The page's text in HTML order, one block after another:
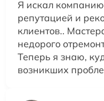
Я искал
репутацией и
клиентов..
недорого
Теперь я знаю,
возникших